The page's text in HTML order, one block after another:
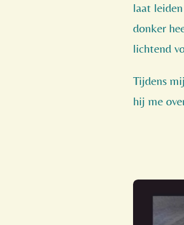
laat
donker
lichtend
Tijdens
hij me